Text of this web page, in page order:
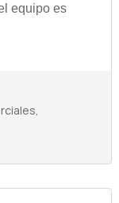
equipo es